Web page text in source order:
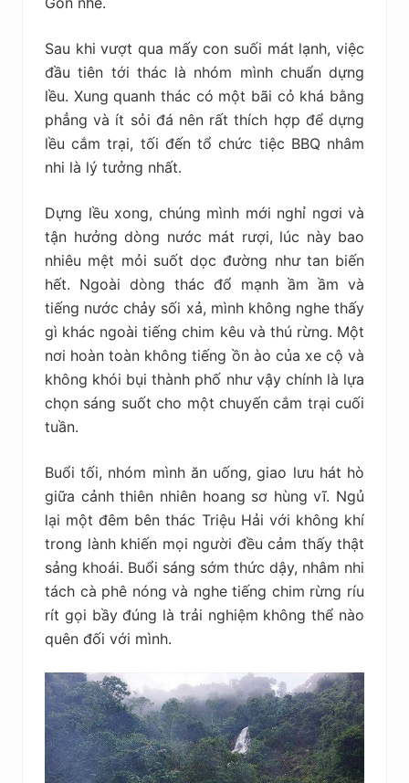
Sau khi vượt qua mấy con suối mát lạnh, việc
đầu tiên tới thác là nhóm mình chuẩn dựng
lều. Xung quanh thác có một bãi cỏ khá bằng
phẳng và ít sỏi đá nên rất thích hợp để dựng
lều cắm trại, tối đến tổ chức tiệc BBQ nhâm
nhi là lý tưởng nhất.
Dựng lều xong, chúng mình mới nghỉ ngơi và
tận hưởng dòng nước mát rượi, lúc này bao
nhiêu mệt mỏi suốt dọc đường như tan biến
hết. Ngoài dòng thác đổ mạnh ầm ầm và
tiếng nước chảy sối xả, mình không nghe thấy
gì khác ngoài tiếng chim kêu và thú rừng. Một
nơi hoàn toàn không tiếng ồn ào của xe cộ và
không khói bụi thành phố như vậy chính là lựa
chọn sáng suốt cho một chuyến cắm trại cuối
tuần.
Buổi tối, nhóm mình ăn uống, giao lưu hát hò
giữa cảnh thiên nhiên hoang sơ hùng vĩ. Ngủ
lại một đêm bên thác Triệu Hải với không khí
trong lành khiến mọi người đều cảm thấy thật
sảng khoái. Buổi sáng sớm thức dậy, nhâm nhi
tách cà phê nóng và nghe tiếng chim rừng ríu
rít gọi bầy đúng là trải nghiệm không thể nào
quên đối với mình.